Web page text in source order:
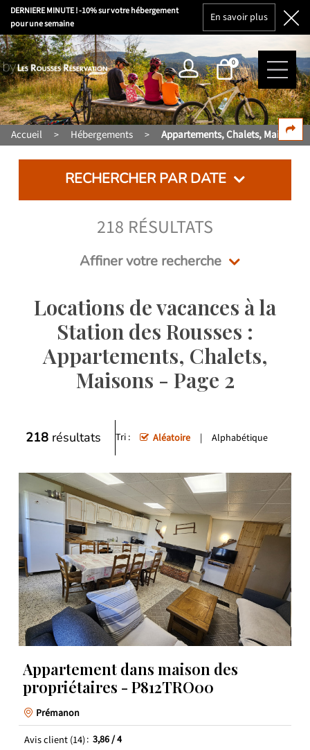
DERNIERE MINUTE ! -10% sur votre hébergement
pour une semaine
En savoir plus
0
Accueil > Hébergements > Appartements, Chalets, Maisons
RECHERCHER PAR DATE
Affiner votre recherche
218 RÉSULTATS
Locations de vacances à la
Station des Rousses :
Appartements, Chalets,
Maisons - Page 2
218 résultats Tri : Aléatoire Alphabétique
Appartement dans maison des
propriétaires - P812TRO00
Prémanon
Avis client(14) 3,86/ 4